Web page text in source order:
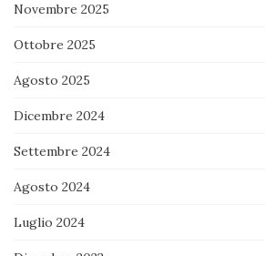
Novembre 2025
Ottobre 2025
Agosto 2025
Dicembre 2024
Settembre 2024
Agosto 2024
Luglio 2024